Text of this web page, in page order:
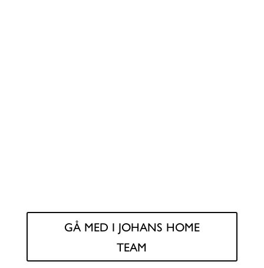
GÅ MED I JOHANS HOME
TEAM